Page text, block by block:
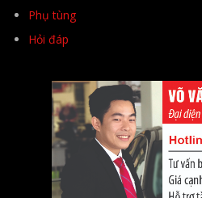
Phụ tùng
Hỏi đáp